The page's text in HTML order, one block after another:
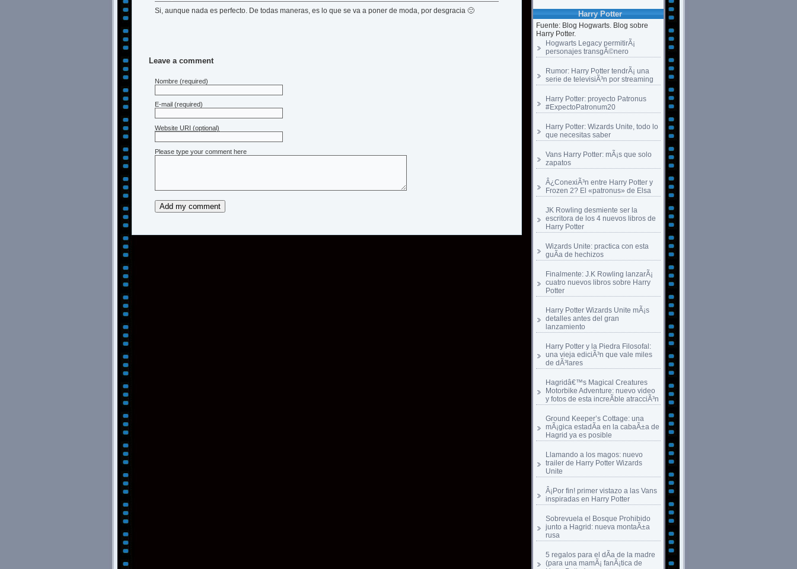
Harry Potter
Fuente: Blog Hogwarts. Blog sobre
Harry Potter.
Hogwarts Legacy permitirÃ¡
personajes transgÃ©nero
Rumor: Harry Potter tendrÃ¡ una
serie de televisiÃ³n por streaming
Harry Potter: proyecto Patronus
#ExpectoPatronum20
Harry Potter: Wizards Unite, todo lo
que necesitas saber
Vans Harry Potter: mÃ¡s que solo
zapatos
Â¿ConexiÃ³n entre Harry Potter y
Frozen 2? El «patronus» de Elsa
JK Rowling desmiente ser la
escritora de los 4 nuevos libros de
Harry Potter
Wizards Unite: practica con esta
guÃ­a de hechizos
Finalmente: J.K Rowling lanzarÃ¡
cuatro nuevos libros sobre Harry
Potter
Harry Potter Wizards Unite mÃ¡s
detalles antes del gran
lanzamiento
Harry Potter y la Piedra Filosofal:
una vieja ediciÃ³n que vale miles
de dÃ³lares
Hagridâ€™s Magical Creatures
Motorbike Adventure: nuevo video
y fotos de esta increÃ­ble atracciÃ³n
Ground Keeper’s Cottage: una
mÃ¡gica estadÃ­a en la cabaÃ±a de
Hagrid ya es posible
Llamando a los magos: nuevo
trailer de Harry Potter Wizards
Unite
Â¡Por fin! primer vistazo a las Vans
inspiradas en Harry Potter
Sobrevuela el Bosque Prohibido
junto a Hagrid: nueva montaÃ±a
rusa
5 regalos para el dÃ­a de la madre
(para una mamÃ¡ fanÃ¡tica de
Si, aunque nada es perfecto. De todas maneras, es lo que se va a poner de moda, por desgracia 🙁
Leave a comment
Nombre (required)
E-mail (required)
Website URI (optional)
Please type your comment here